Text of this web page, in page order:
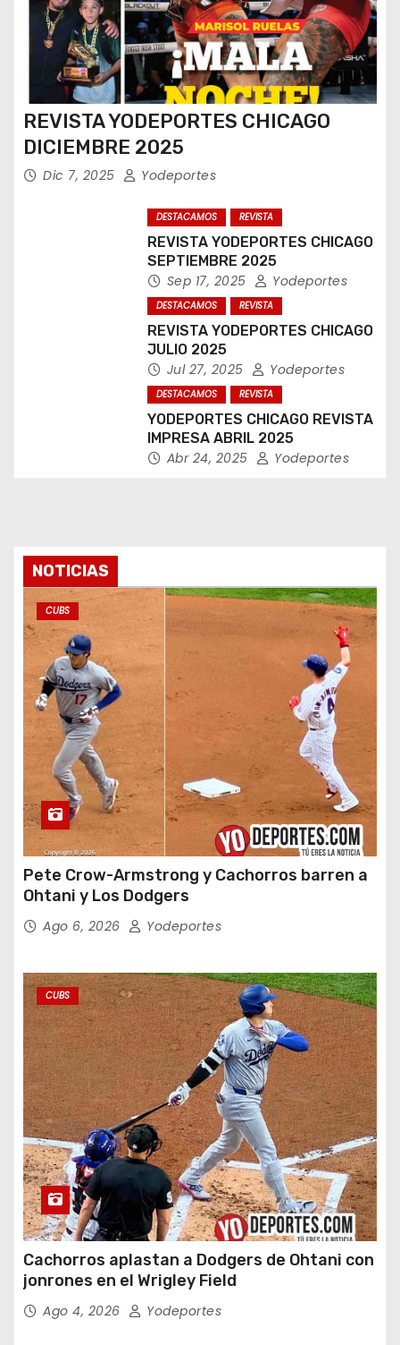
REVISTA YODEPORTES CHICAGO
DICIEMBRE 2025
Dic 7, 2025 Yodeportes
DESTACAMOS REVISTA
REVISTA YODEPORTES CHICAGO
SEPTIEMBRE 2025
Sep 17, 2025 Yodeportes
DESTACAMOS REVISTA
REVISTA YODEPORTES CHICAGO
JULIO 2025
Jul 27, 2025 Yodeportes
DESTACAMOS REVISTA
YODEPORTES CHICAGO REVISTA
IMPRESA ABRIL 2025
Abr 24, 2025 Yodeportes
NOTICIAS
CUBS
Pete Crow-Armstrong y Cachorros barren a
Ohtani y Los Dodgers
Ago 6, 2026 Yodeportes
CUBS
Cachorros aplastan a Dodgers de Ohtani con
jonrones en el Wrigley Field
Ago 4, 2026 Yodeportes